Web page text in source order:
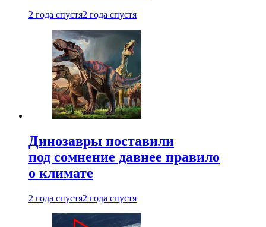
2 года спустя2 года спустя
Динозавры поставили
под сомнение давнее правило
о климате
2 года спустя2 года спустя